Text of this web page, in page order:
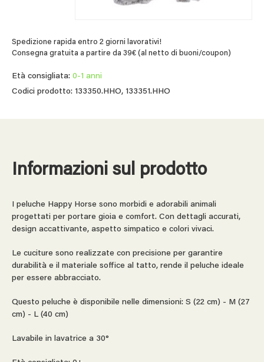
Spedizione rapida entro 2 giorni lavorativi!
Consegna gratuita a partire da 39€ (al netto di buoni/coupon)
Età consigliata: 0-1 anni
Codici prodotto: 133350.HHO, 133351.HHO
Informazioni sul prodotto
I peluche Happy Horse sono morbidi e adorabili animali
progettati per portare gioia e comfort. Con dettagli accurati,
design accattivante, aspetto simpatico e colori vivaci.
Le cuciture sono realizzate con precisione per garantire
durabilità e il materiale soffice al tatto, rende il peluche ideale
per essere abbracciato.
Questo peluche è disponibile nelle dimensioni: S (22 cm) - M (27
cm) - L (40 cm)
Lavabile in lavatrice a 30°